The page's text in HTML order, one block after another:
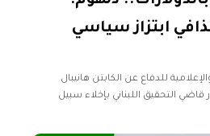
ابتزاز سياسي
للدفاع عن الكابتن هانيبال
قاضي التحقيق اللبناني بإخلاء سبيل